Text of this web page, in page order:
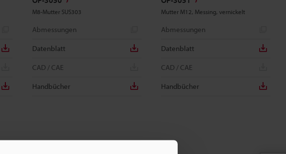
M8-Mutter SUS303
Abmessungen
Datenblatt
CAD / CAE
Handbücher
Mutter M12, Messing, vernickelt
Abmessungen
Datenblatt
CAD / CAE
Handbücher